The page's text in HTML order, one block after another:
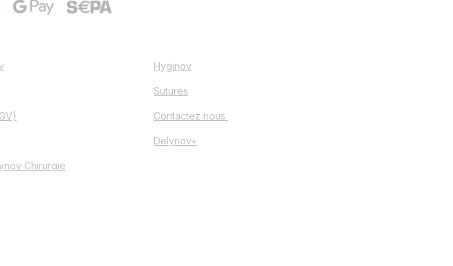
Chirurgie
Hyginov
Sutures
Contactez nous
Delynov+